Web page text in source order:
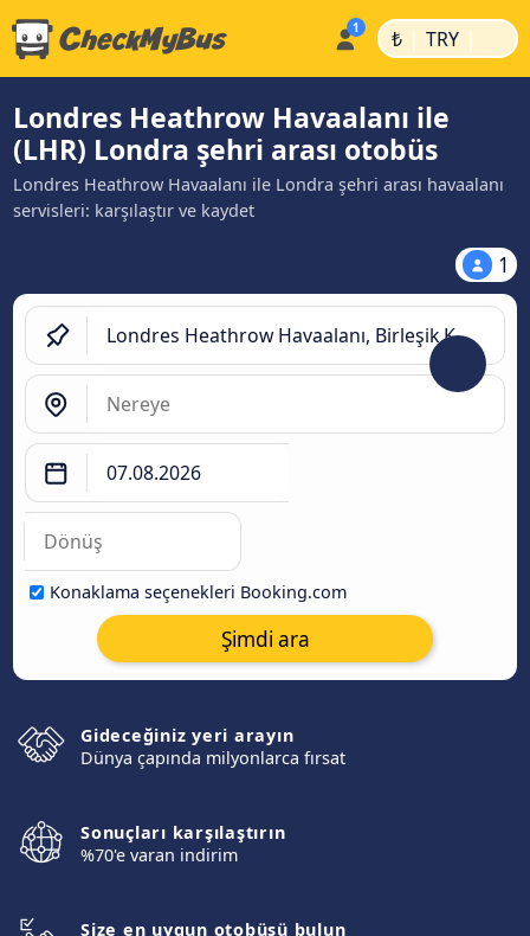
₺ | TRY |
Londres Heathrow Havaalanı ile
(LHR) Londra şehri arası otobüs
Londres Heathrow Havaalanı ile Londra şehri arası havaalanı
servisleri: karşılaştır ve kaydet
1
Konaklama seçenekleri Booking.com
Şimdi ara
Gideceğiniz yeri arayın
Dünya çapında milyonlarca fırsat
Sonuçları karşılaştırın
%70'e varan indirim
Size en uygun otobüsü bulun